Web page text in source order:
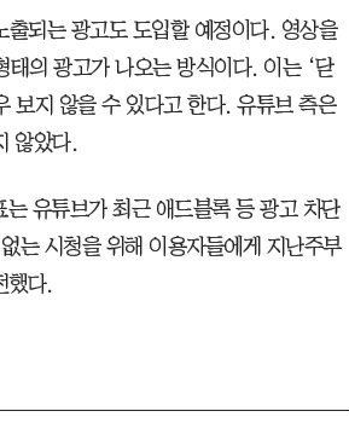
되는 광고도 도입할 예정이다. 영상을
의 광고가 나오는 방식이다. 이는 ‘닫
보지 않을 수 있다고 한다. 유튜브 측은
않았다.
유튜브가 최근 애드블록 등 광고 차단
는 시청을 위해 이용자들에게 지난주부
했다.